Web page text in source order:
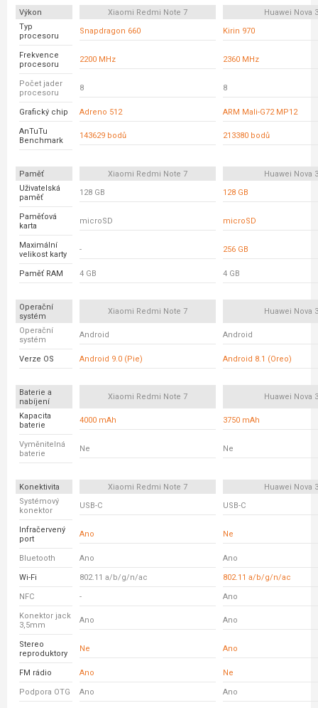
Výkon Xiaomi Redmi Note 7
Huawei Nova 3
Typ
procesoru
Snapdragon 660 Kirin 970
Frekvence
procesoru
2200 MHz 2360 MHz
Počet jader
procesoru
8 8
Grafický chip Adreno 512 ARM Mali-G72 MP12
AnTuTu
Benchmark
143629 bodů 213380 bodů
Paměť Xiaomi Redmi Note 7
Huawei Nova 3
Uživatelská
paměť
128 GB 128 GB
Paměťová
karta
microSD microSD
Maximální
velikost karty
- 256 GB
Paměť RAM 4 GB 4 GB
Operační
systém
Xiaomi Redmi Note 7 Huawei Nova 3
Operační
systém
Android Android
Verze OS Android 9.0 (Pie) Android 8.1 (Oreo)
Baterie a
nabíjení
Xiaomi Redmi Note 7 Huawei Nova 3
Kapacita
baterie
4000 mAh 3750 mAh
Vyměnitelná
baterie
Ne Ne
Konektivita Xiaomi Redmi Note 7
Huawei Nova 3
Systémový
konektor
USB-C USB-C
Infračervený
port
Ano Ne
Bluetooth Ano Ano
Wi-Fi 802.11 a/b/g/n/ac 802.11 a/b/g/n/ac
NFC - Ano
Konektor jack
3,5mm
Ano Ano
Stereo
reproduktory
Ne Ano
FM rádio Ano Ne
Podpora OTG Ano Ano